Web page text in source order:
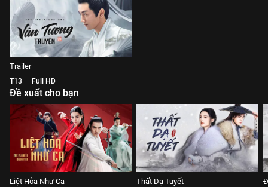
Trailer
T13 Full HD
Đề xuất cho bạn
Liệt Hỏa Như Ca Thất Dạ Tuyết